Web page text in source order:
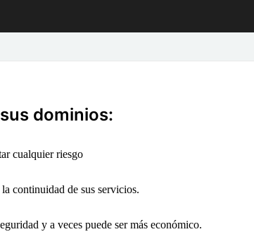
dominios:
cualquier riesgo
continuidad de sus servicios.
y a veces puede ser más económico.